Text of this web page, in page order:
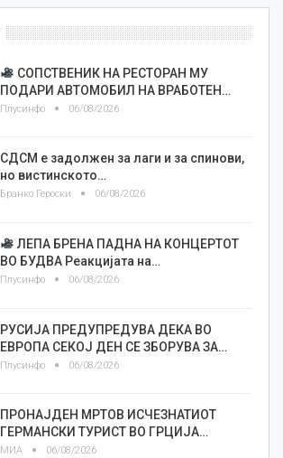
СОПСТВЕНИК НА РЕСТОРАН МУ
ПОДАРИ АВТОМОБИЛ НА ВРАБОТЕН…
Плусинфо 06/08/2026
СДСМ е задолжен за лаги и за спинови,
но вистинското…
Бранко Героски 06/08/2026
ЛЕПА БРЕНА ПАДНА НА КОНЦЕРТОТ
ВО БУДВА Реакцијата на…
Плусинфо 06/08/2026
РУСИЈА ПРЕДУПРЕДУВА ДЕКА ВО
ЕВРОПА СЕКОЈ ДЕН СЕ ЗБОРУВА ЗА…
Плусинфо 06/08/2026
ПРОНАЈДЕН МРТОВ ИСЧЕЗНАТИОТ
ГЕРМАНСКИ ТУРИСТ ВО ГРЦИЈА…
МИА 06/08/2026